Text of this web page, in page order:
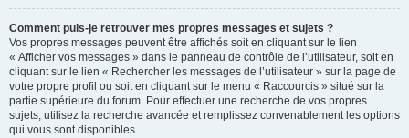
Comment puis-je retrouver mes propres messages et sujets ?
Vos propres messages peuvent être affichés soit en cliquant sur le lien
« Afficher vos messages » dans le panneau de contrôle de l’utilisateur, soit en
cliquant sur le lien « Rechercher les messages de l’utilisateur » sur la page de
votre propre profil ou soit en cliquant sur le menu « Raccourcis » situé sur la
partie supérieure du forum. Pour effectuer une recherche de vos propres
sujets, utilisez la recherche avancée et remplissez convenablement les options
qui vous sont disponibles.